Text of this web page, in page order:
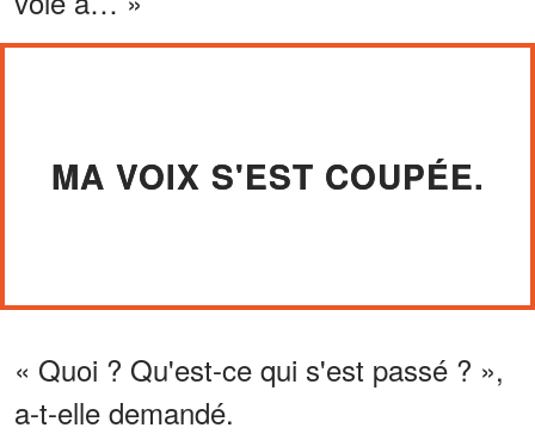
MA VOIX S'EST COUPÉE.
« Quoi ? Qu'est-ce qui s'est passé ? »,
a-t-elle demandé.